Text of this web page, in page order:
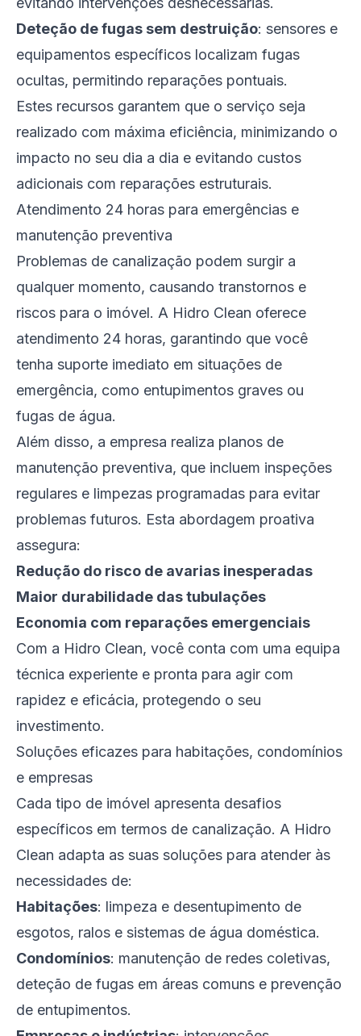
Deteção de fugas sem destruição: sensores e
equipamentos específicos localizam fugas
ocultas, permitindo reparações pontuais.
Estes recursos garantem que o serviço seja
realizado com máxima eficiência, minimizando o
impacto no seu dia a dia e evitando custos
adicionais com reparações estruturais.
Atendimento 24 horas para emergências e
manutenção preventiva
Problemas de canalização podem surgir a
qualquer momento, causando transtornos e
riscos para o imóvel. A Hidro Clean oferece
atendimento 24 horas, garantindo que você
tenha suporte imediato em situações de
emergência, como entupimentos graves ou
fugas de água.
Além disso, a empresa realiza planos de
manutenção preventiva, que incluem inspeções
regulares e limpezas programadas para evitar
problemas futuros. Esta abordagem proativa
assegura:
Redução do risco de avarias inesperadas
Maior durabilidade das tubulações
Economia com reparações emergenciais
Com a Hidro Clean, você conta com uma equipa
técnica experiente e pronta para agir com
rapidez e eficácia, protegendo o seu
investimento.
Soluções eficazes para habitações, condomínios
e empresas
Cada tipo de imóvel apresenta desafios
específicos em termos de canalização. A Hidro
Clean adapta as suas soluções para atender às
necessidades de:
Habitações: limpeza e desentupimento de
esgotos, ralos e sistemas de água doméstica.
Condomínios: manutenção de redes coletivas,
deteção de fugas em áreas comuns e prevenção
de entupimentos.